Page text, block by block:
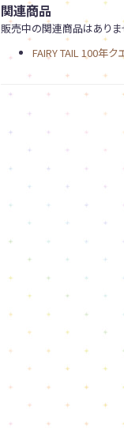
関連商品
販売中の関連商品はありま
FAIRY TAIL 100年ク